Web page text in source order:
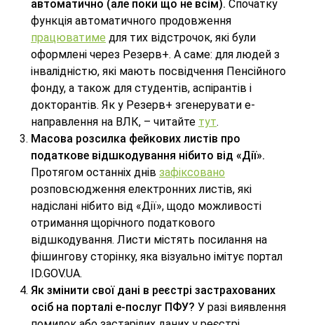
автоматично (але поки що не всім). Спочатку
функція автоматичного продовження
працюватиме для тих відстрочок, які були
оформлені через Резерв+. А саме: для людей з
інвалідністю, які мають посвідчення Пенсійного
фонду, а також для студентів, аспірантів і
докторантів. Як у Резерв+ згенерувати е-
направлення на ВЛК, – читайте тут.
Масова розсилка фейкових листів про
податкове відшкодування нібито від «Дії».
Протягом останніх днів зафіксовано
розповсюдження електронних листів, які
надіслані нібито від «Дії», щодо можливості
отримання щорічного податкового
відшкодування. Листи містять посилання на
фішингову сторінку, яка візуально імітує портал
ID.GOV.UA.
Як змінити свої дані в реєстрі застрахованих
осіб на порталі е-послуг ПФУ? У разі виявлення